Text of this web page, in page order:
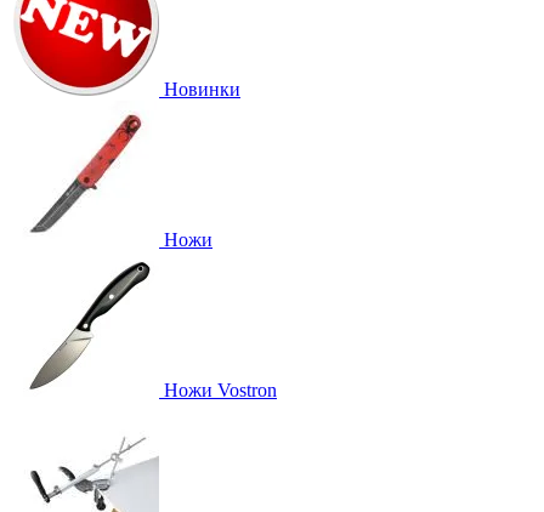
Новинки
Ножи
Ножи Vostron